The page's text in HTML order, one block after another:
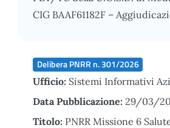
CIG BAAF61182F –
Delibera PNRR n. 301/2026
Ufficio: Sistemi Informativi
Data Pubblicazione: 29/03/
Titolo: PNRR Missione 6